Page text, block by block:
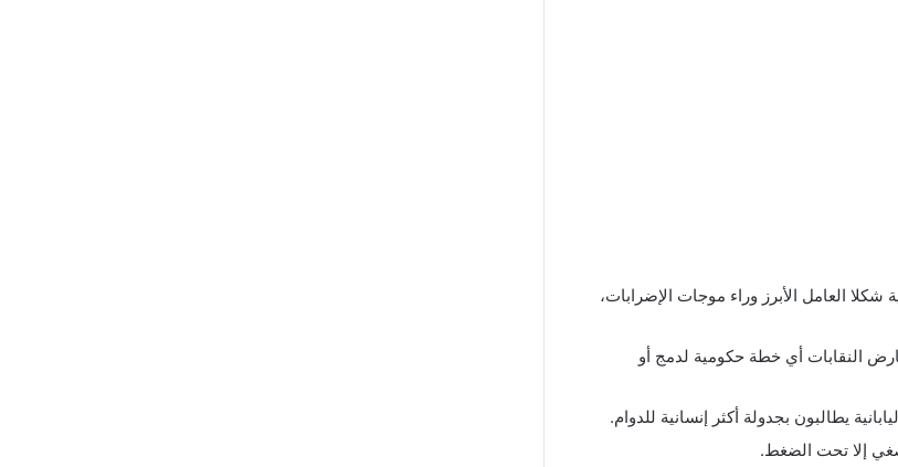
شكلا العامل الأبرز وراء موجات الإضرابات،
النقابات أي خطة حكومية لدمج أو
يطالبون بجدولة أكثر إنسانية للدوام.
تُصغي إلا تحت الضغط.